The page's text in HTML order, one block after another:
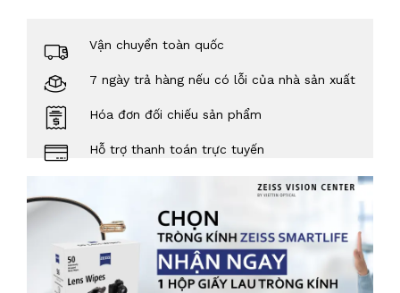
Vận chuyển toàn quốc
7 ngày trả hàng nếu có lỗi của nhà sản xuất
Hóa đơn đối chiếu sản phẩm
Hỗ trợ thanh toán trực tuyến